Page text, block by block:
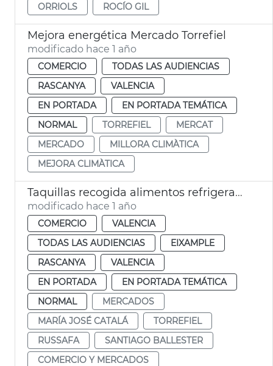
ORRIOLS
ROCÍO GIL
Mejora energética Mercado Torrefiel
modificado hace 1 año
COMERCIO
TODAS LAS AUDIENCIAS
RASCANYA
VALENCIA
EN PORTADA
EN PORTADA TEMÁTICA
NORMAL
TORREFIEL
MERCAT
MERCADO
MILLORA CLIMÀTICA
MEJORA CLIMÀTICA
Taquillas recogida alimentos refrigerados mercados Russafa Torrefiel
modificado hace 1 año
COMERCIO
VALENCIA
TODAS LAS AUDIENCIAS
EIXAMPLE
RASCANYA
VALENCIA
EN PORTADA
EN PORTADA TEMÁTICA
NORMAL
MERCADOS
MARÍA JOSÉ CATALÁ
TORREFIEL
RUSSAFA
SANTIAGO BALLESTER
COMERCIO Y MERCADOS